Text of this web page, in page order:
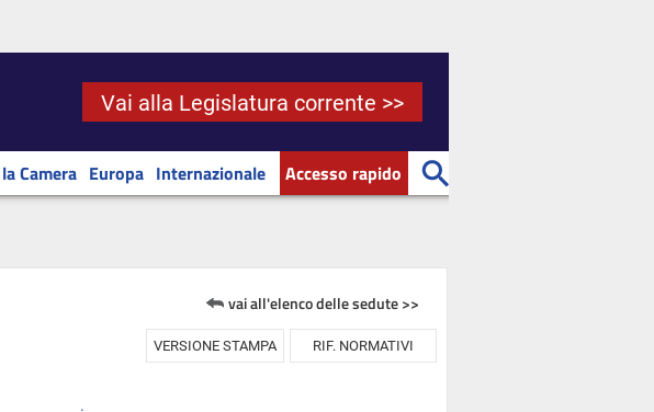
Vai alla Legislatura corrente >>
Camera Europa Internazionale Accesso rapido
vai all'elenco delle sedute >>
VERSIONE STAMPA RIF. NORMATIVI